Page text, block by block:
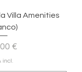
Villa Amenities
€
incl.